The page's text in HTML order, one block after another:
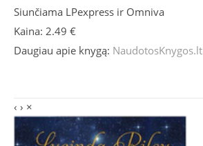
Siunčiama LPexpress ir Omniva
Kaina: 2.49 €
Daugiau apie knygą: NaudotosKnygos.lt
‹ › ×